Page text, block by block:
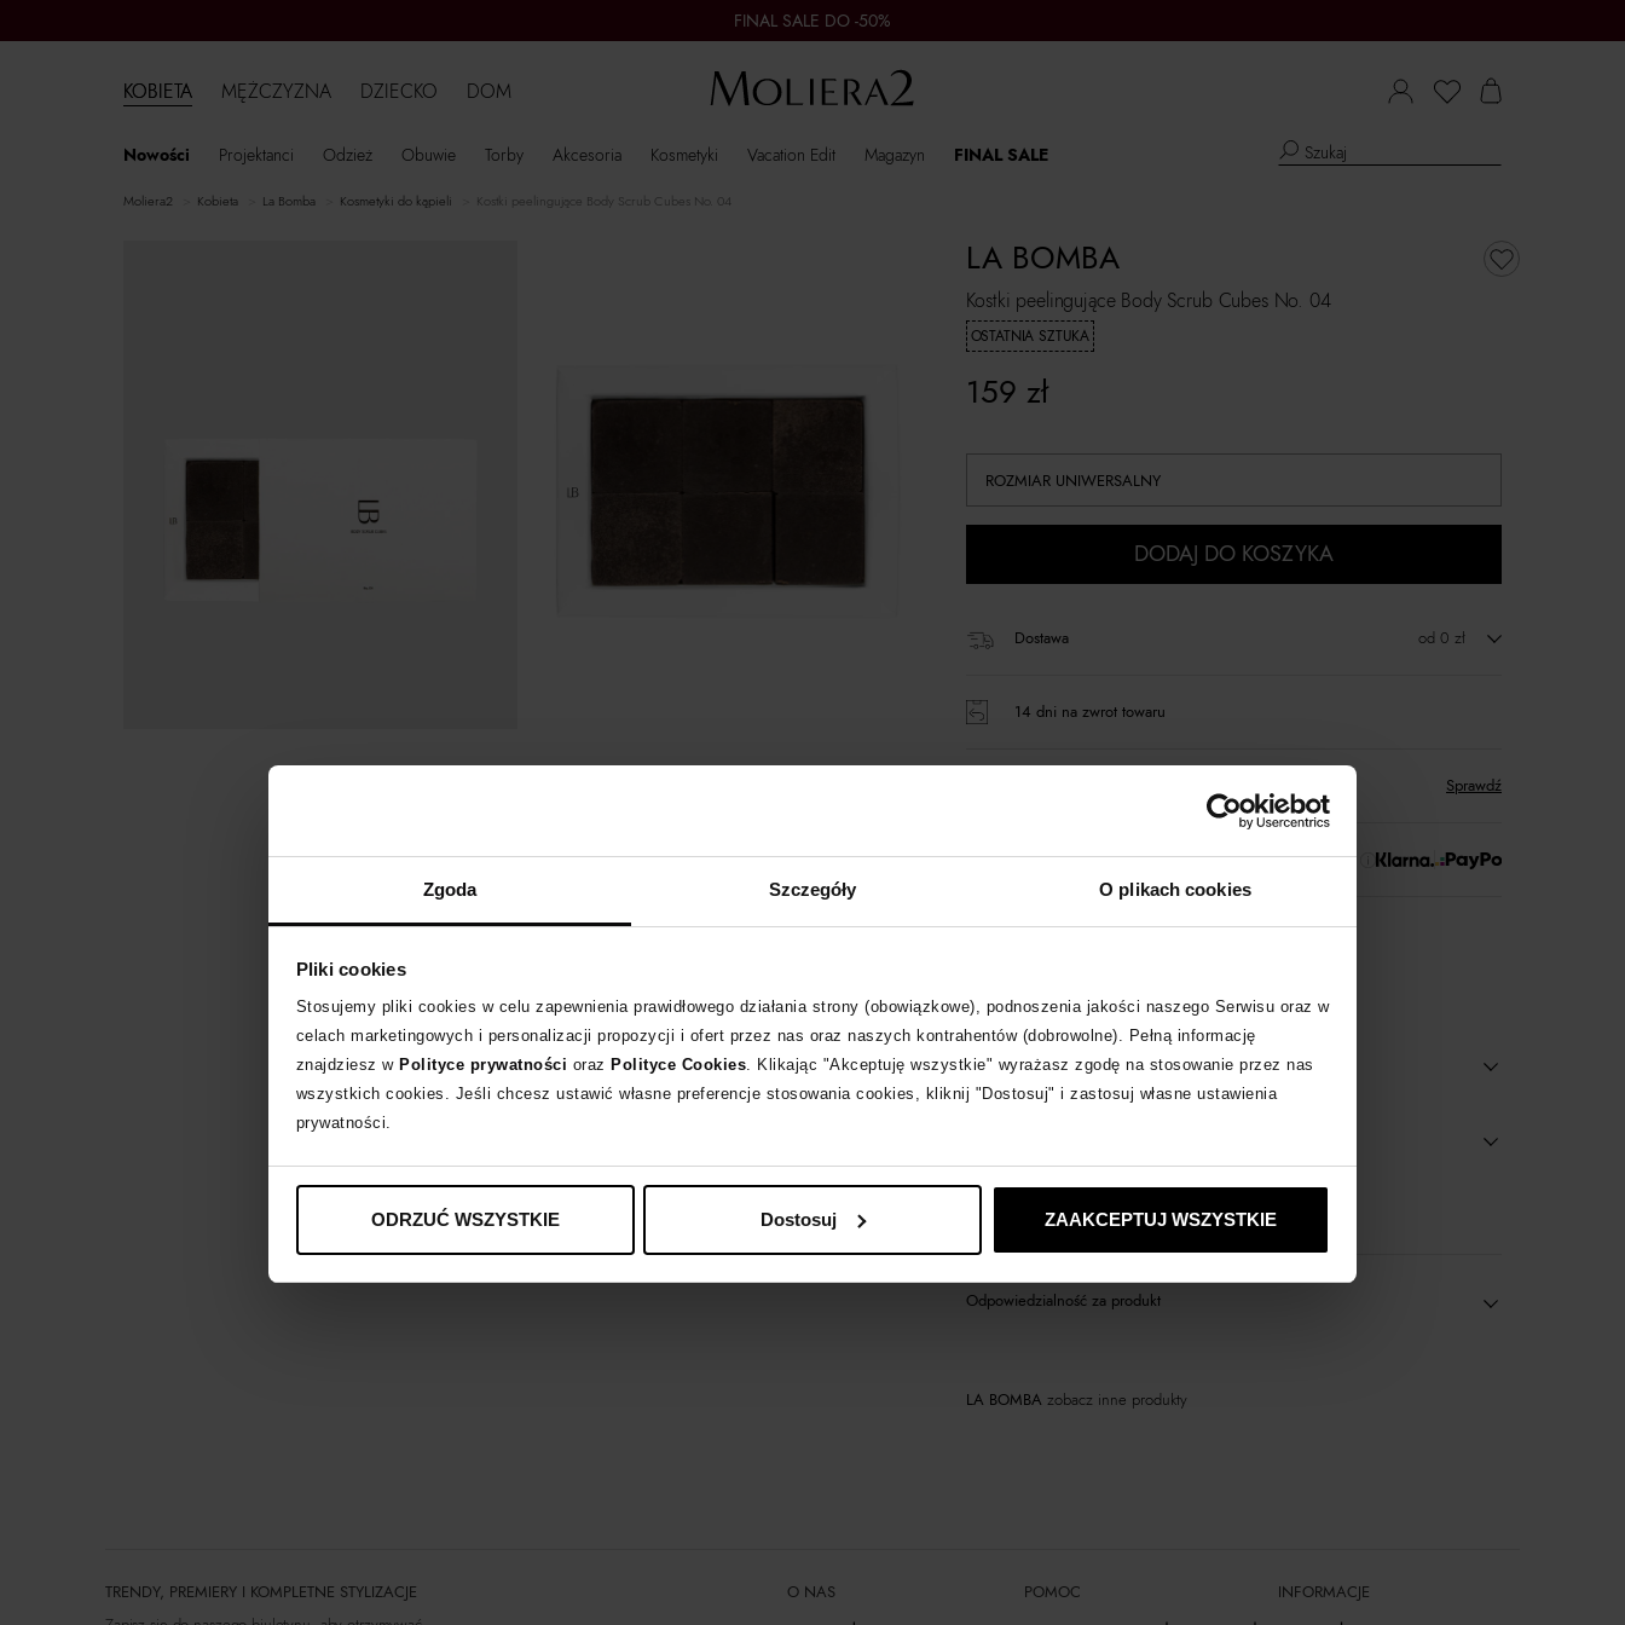
Zgoda Szczegóły O plikach cookies
Pliki cookies
Stosujemy pliki cookies w celu zapewnienia prawidłowego działania strony (obowiązkowe), podnoszenia jakości naszego Serwisu oraz w
celach marketingowych i personalizacji propozycji i ofert przez nas oraz naszych kontrahentów (dobrowolne). Pełną informację
znajdziesz w Polityce prywatności oraz Polityce Cookies. Klikając "Akceptuję wszystkie" wyrażasz zgodę na stosowanie przez nas
wszystkich cookies. Jeśli chcesz ustawić własne preferencje stosowania cookies, kliknij "Dostosuj" i zastosuj własne ustawienia
prywatności.
ODRZUĆ WSZYSTKIE Dostosuj ZAAKCEPTUJ WSZYSTKIE
FINAL SALE DO -50%
KOBIETA
Nowości Projektanci Odzież Obuwie Torby Akcesoria Kosmetyki Vacation Edit Magazyn FINAL SALE
MĘŻCZYZNA DZIECKO DOM
moliera2 kobieta La Bomba kosmetyki do kąpieli Kostki peelingujące Body Scrub Cubes No. 04
Kostki peelingujące Body Scrub Cubes No. 04
OSTATNIA SZTUKA
LA BOMBA
159 zł
ROZMIAR UNIWERSALNY
DODAJ DO KOSZYKA
Dostawa od 0 zł
14 dni na zwrot towaru
Sprawdź
Kup teraz, Zapłać później!
Produkt partnerskiMoliera2
Opis produktu
Produkt dostępny wyłącznie online
Odpowiedzialność za produkt
LA BOMBA zobacz inne produkty
TRENDY, PREMIERY I KOMPLETNE STYLIZACJE
O NAS POMOC INFORMACJE